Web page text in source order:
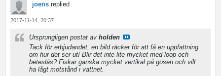
joens replied
2017-11-14, 20:37
Ursprungligen postat av holden
Tack för erbjudandet, en bild räcker för att få en uppfattning
om hur det ser ut! Blir det inte lite mycket med loop och
beteslås? Fiskar ganska mycket vertikal på gösen och vill
ha lågt motstånd i vattnet.